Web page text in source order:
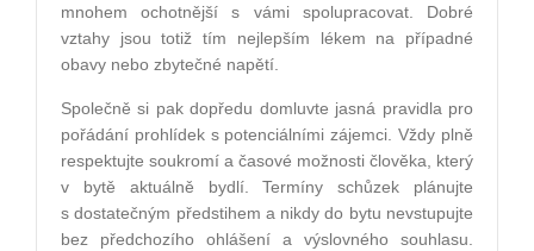
mnohem ochotnější s vámi spolupracovat. Dobré
vztahy jsou totiž tím nejlepším lékem na případné
obavy nebo zbytečné napětí.
Společně si pak dopředu domluvte jasná pravidla pro
pořádání prohlídek s potenciálními zájemci. Vždy plně
respektujte soukromí a časové možnosti člověka, který
v bytě aktuálně bydlí. Termíny schůzek plánujte
s dostatečným předstihem a nikdy do bytu nevstupujte
bez předchozího ohlášení a výslovného souhlasu.